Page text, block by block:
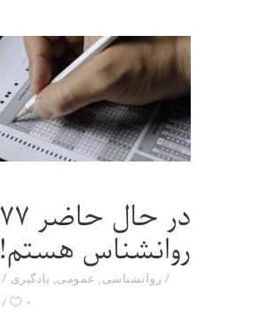
روانشناس هستم!
روانشناسی, عمومی, یادگیری
۰